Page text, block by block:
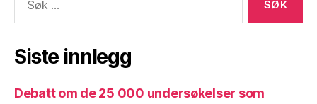
etter:
Siste innlegg
Debatt om de 25 000 undersøkelser som